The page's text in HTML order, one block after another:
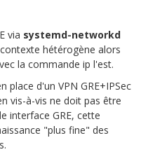
via systemd-networkd
hétérogène alors
la commande ip l'est.
place d'un VPN GRE+IPSec
vis-à-vis ne doit pas être
interface GRE, cette
"plus fine" des